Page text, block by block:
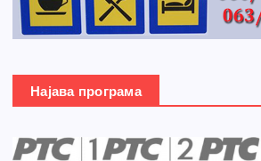
Најава програма